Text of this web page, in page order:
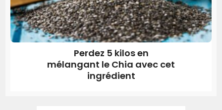
Perdez 5 kilos en
mélangant le Chia avec cet
ingrédient